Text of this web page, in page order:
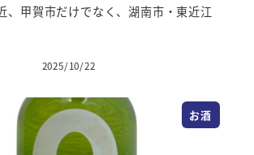
、甲賀市だけでなく、湖南市・東近江
投稿日
2025/10/22
お酒